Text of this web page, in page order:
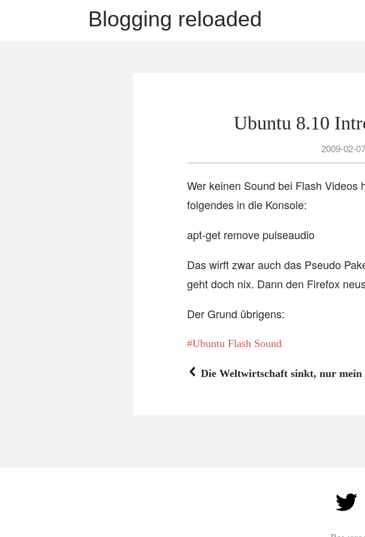
Blogging reloaded
Ubuntu 8.10
2009-02-07
Wer keinen Sound bei Flash Videos
folgendes in die Konsole:
apt-get remove pulseaudio
Das wirft zwar auch das Pseudo
geht doch nix. Dann den Firefox
Der Grund übrigens:
Ubuntu Flash Sound
Die Weltwirtschaft sinkt, nur